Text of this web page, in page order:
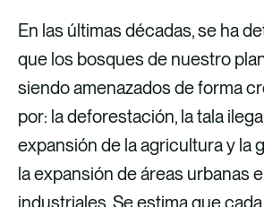
t
i
r
v
í
a
t
i
r
v
í
a
t
i
r
v
a
t
i
r
p
o
r
En las últimas décadas, se ha
que los bosques de nuestro
siendo amenazados de forma
por: la deforestación, la tala
expansión de la agricultura y la
la expansión de áreas urbanas e
industriales. Se estima que